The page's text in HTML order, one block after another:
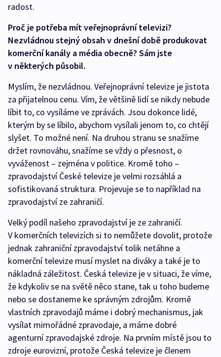
radost.
Proč je potřeba mít veřejnoprávní televizi?
Nezvládnou stejný obsah v dnešní době produkovat
komerční kanály a média obecně? Sám jste
v některých působil.
Myslím, že nezvládnou. Veřejnoprávní televize je jistota
za přijatelnou cenu. Vím, že většině lidí se nikdy nebude
líbit to, co vysíláme ve zprávách. Jsou dokonce lidé,
kterým by se líbilo, abychom vysílali jenom to, co chtějí
slyšet. To možné není. Na druhou stranu se snažíme
držet rovnováhu, snažíme se vždy o přesnost, o
vyváženost – zejména v politice. Kromě toho –
zpravodajství České televize je velmi rozsáhlá a
sofistikovaná struktura. Projevuje se to například na
zpravodajství ze zahraničí.
Velký podíl našeho zpravodajství je ze zahraničí.
V komerčních televizích si to nemůžete dovolit, protože
jednak zahraniční zpravodajství tolik netáhne a
komerční televize musí myslet na diváky a také je to
nákladná záležitost. Česká televize je v situaci, že víme,
že kdykoliv se na světě něco stane, tak u toho budeme
nebo se dostaneme ke správným zdrojům. Kromě
vlastních zpravodajů máme i dobrý mechanismus, jak
vysílat mimořádné zpravodaje, a máme dobré
agenturní zpravodajské zdroje. Na prvním místě jsou to
zdroje eurovizní, protože Česká televize je členem